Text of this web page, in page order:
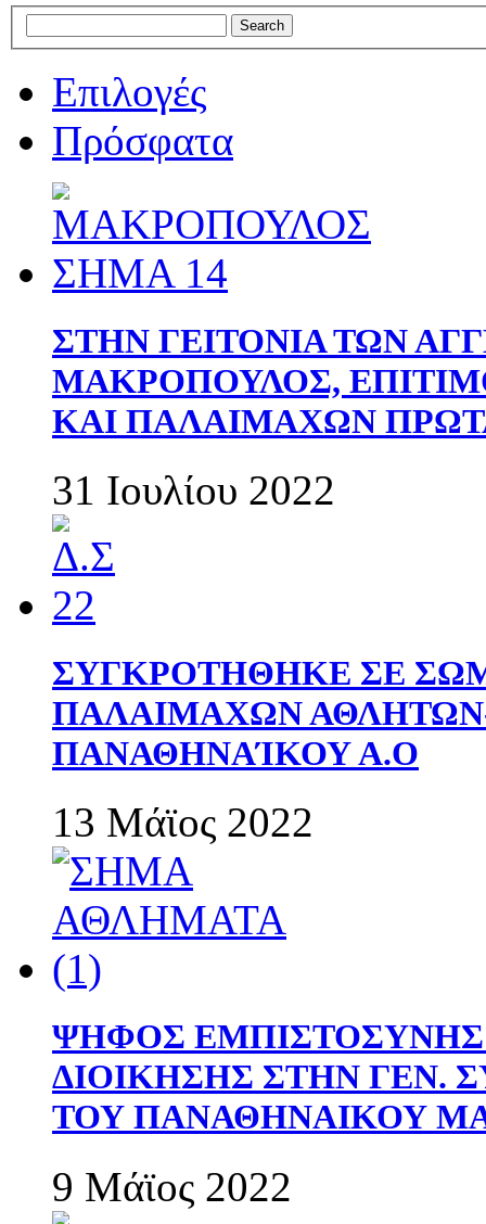
Επιλογές
Πρόσφατα
ΣΤΗΝ ΓΕΙΤΟΝΙΑ ΤΩΝ
ΜΑΚΡΟΠΟΥΛΟΣ,
ΚΑΙ ΠΑΛΑΙΜΑΧΩΝ
31 Ιουλίου 2022
ΣΥΓΚΡΟΤΗΘΗΚΕ ΣΕ
ΠΑΛΑΙΜΑΧΩΝ
ΠΑΝΑΘΗΝΑΊΚΟΥ Α.Ο
13 Μάϊος 2022
ΨΗΦΟΣ
ΔΙΟΙΚΗΣΗΣ ΣΤΗΝ ΓΕΝ.
ΤΟΥ ΠΑΝΑΘΗΝΑΙΚΟΥ
9 Μάϊος 2022